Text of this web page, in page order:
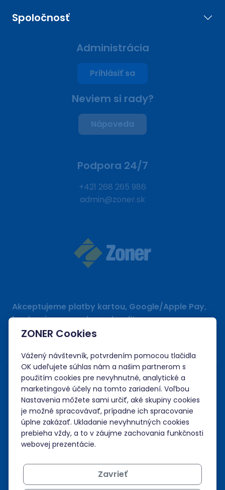
Spoločnosť
Administrácia
Prihlásiť sa
Neviem si rady?
Nápoveda
Podpora 24/7
+421 268 265 986
admin@zoner.sk
Akceptujeme platby kartou, Google/Apple Pay,
bankovým prevodom a kreditom.
ZONER Cookies
Vážený návštevník, potvrdením pomocou tlačidla
OK udeľujete súhlas nám a našim partnerom s
použitím cookies pre nevyhnutné, analytické a
marketingové účely na tomto zariadení. Voľbou
Nastavenia môžete sami určiť, aké skupiny cookies
je možné spracovávať, prípadne ich spracovanie
úplne zakázať. Ukladanie nevyhnutných cookies
prebieha vždy, a to v záujme zachovania funkčnosti
webovej prezentácie.
Zavrieť